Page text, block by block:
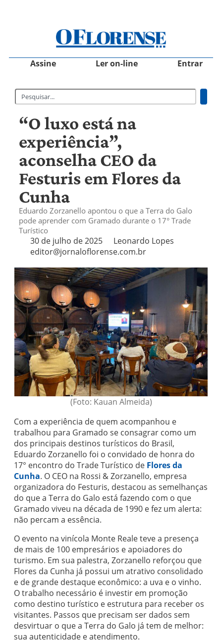
Assine Ler on-line Entrar
“O luxo está na
experiência”,
aconselha CEO da
Festuris em Flores da
Cunha
Eduardo Zorzanello apontou o que a Terra do Galo
pode aprender com Gramado durante o 17° Trade
Turístico
30 de julho de 2025
Leonardo Lopes
editor@jornaloflorense.com.br
(Foto: Kauan Almeida)
Com a experiência de quem acompanhou e
trabalhou para Gramado se consagrar como um
dos principais destinos turísticos do Brasil,
Eduardo Zorzanello foi o convidado de honra do
17° encontro do Trade Turístico de Flores da
Cunha. O CEO na Rossi & Zorzanello, empresa
organizadora do Festuris, destacou as semelhanças
do que a Terra do Galo está fazendo com o que
Gramado viveu na década de 1990 e fez um alerta:
não percam a essência.
O evento na vinícola Monte Reale teve a presença
de mais de 100 empresários e apoiadores do
turismo. Em sua palestra, Zorzanello reforçou que
Flores da Cunha já possui um atrativo consolidado
e de grande destaque econômico: a uva e o vinho.
O trabalho necessário é investir em promoção
como destino turístico e estrutura para receber os
visitantes. Passos que precisam ser dados sem
desvirtuar o que a Terra do Galo já tem de melhor:
sua autenticidade e atendimento.